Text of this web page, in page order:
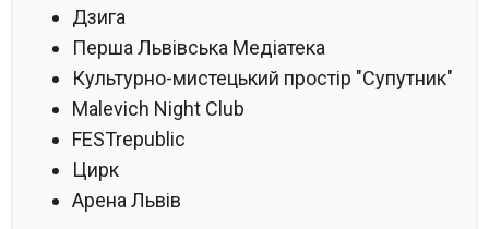
Дзига
Перша Львівська Медіатека
Культурно-мистецький простір "Супутник"
Malevich Night Club
FESTrepublic
Цирк
Арена Львів